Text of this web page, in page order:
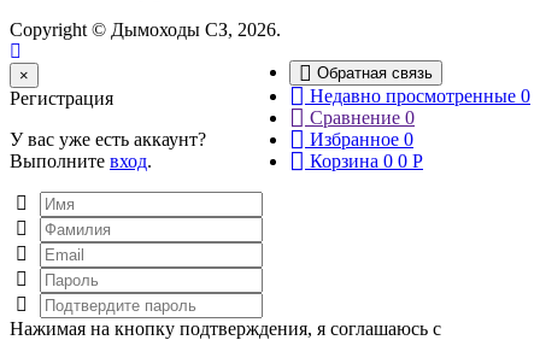
Copyright © Дымоходы СЗ, 2026.
Обратная связь
Недавно просмотренные 0
Сравнение 0
Избранное 0
Корзина 0 0 Р
×
Регистрация
У вас уже есть аккаунт?
Выполните вход.
Нажимая на кнопку подтверждения, я соглашаюсь с